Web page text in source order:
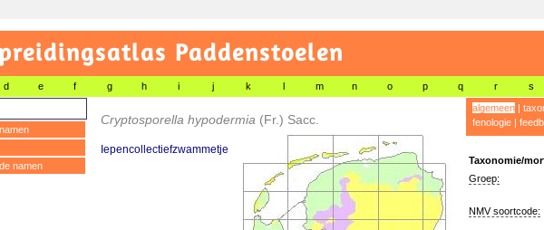
Paddenstoelen
d e f g h i j k l m n o p q r s
namen
Cryptosporella hypodermia (Fr.) Sacc.
Iepencollectiefzwammetje
algemeen|
fenologie|
Taxonomie/
Groep:
NMV soortcode: